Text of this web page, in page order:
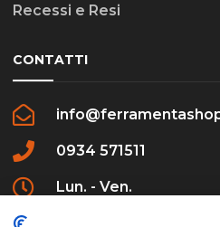
Recessi e Resi
CONTATTI
0934 571511
Lun. - Ven.